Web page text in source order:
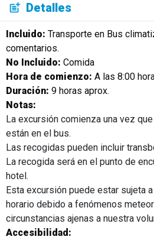
Detalles
Incluido: Transporte en Bus
comentarios.
No Incluido: Comida
Hora de comienzo: A las 8:00
Duración: 9 horas aprox.
Notas:
La excursión comienza una vez
están en el bus.
Las recogidas pueden incluir
La recogida será en el punto de
hotel.
Esta excursión puede estar sujeta
horario debido a fenómenos
circunstancias ajenas a nuestra
Accesibilidad: